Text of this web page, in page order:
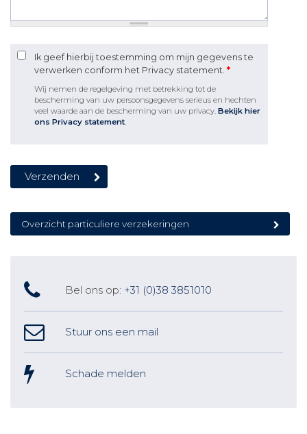
Ik geef hierbij toestemming om mijn gegevens te
verwerken conform het Privacy statement. *
Wij nemen de regelgeving met betrekking tot de
bescherming van uw persoonsgegevens serieus en hechten
veel waarde aan de bescherming van uw privacy. Bekijk hier
ons Privacy statement.
Overzicht particuliere verzekeringen
Bel ons op: +31 (0)38 3851010
Stuur ons een mail
Schade melden